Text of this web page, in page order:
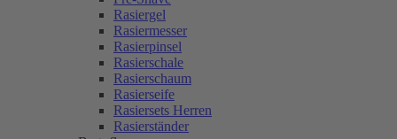
Rasiergel
Rasiermesser
Rasierpinsel
Rasierschale
Rasierschaum
Rasierseife
Rasiersets Herren
Rasierständer